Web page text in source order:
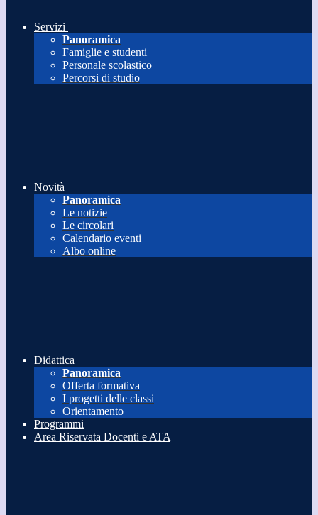
Servizi
Panoramica
Famiglie e studenti
Personale scolastico
Percorsi di studio
Novità
Panoramica
Le notizie
Le circolari
Calendario eventi
Albo online
Didattica
Panoramica
Offerta formativa
I progetti delle classi
Orientamento
Programmi
Area Riservata Docenti e ATA